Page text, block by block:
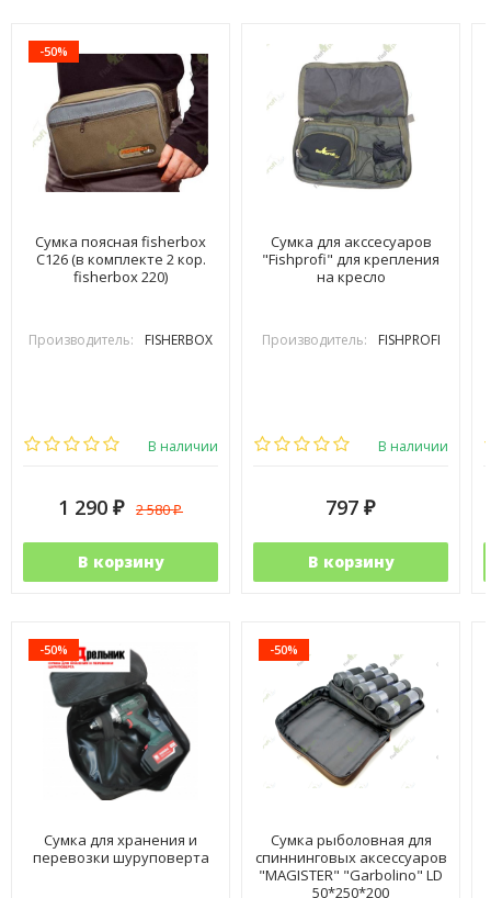
-50%
Сумка поясная fisherbox
C126 (в комплекте 2 кор.
fisherbox 220)
Производитель: FISHERBOX
В наличии
1 290 ₽ 2 580₽
В корзину
Сумка для акссесуаров
"Fishprofi" для крепления
на кресло
Производитель: FISHPROFI
В наличии
797 ₽
В корзину
-50%
Сумка для хранения и
перевозки шуруповерта
-50%
Сумка рыболовная для
спиннинговых аксессуаров
"MAGISTER" "Garbolino" LD
50*250*200